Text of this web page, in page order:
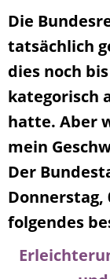
Die
tatsächlich
dies noch
kategorisch
hatte. Aber
mein
Der
Donnerstag,
folgendes